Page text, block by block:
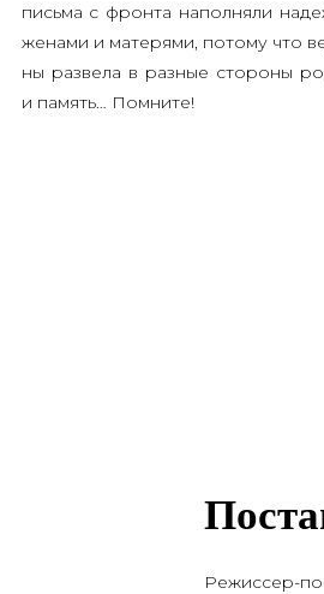
пись­ма с фрон­та напол­ня­ли
жена­ми и мате­ря­ми, пото­му что
ны раз­ве­ла в раз­ные сто­ро­ны
и память… Помните!
Режис­сер-